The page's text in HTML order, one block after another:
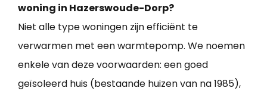
woning in Hazerswoude-Dorp?
Niet alle type woningen zijn efficiënt te
verwarmen met een warmtepomp. We noemen
enkele van deze voorwaarden: een goed
geïsoleerd huis (bestaande huizen van na 1985),